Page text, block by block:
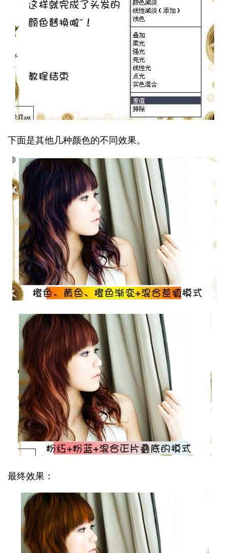
下面是其他几种颜色的不同效果。
最终效果：